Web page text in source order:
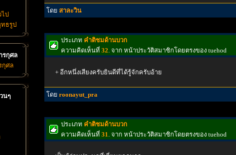
ป
ธรูป
รกุศล
กุศล
นๆ
โดย สาละวิน
ประเภท คำติชมด้านบวก
ความคิดเห็นที่ 32. จาก หน้าประวัติสมาชิกโดยตรงของ tuehod
+ อีกหนึ่งเสียงครับยินดีที่ได้รู้จักครับอ้าย
โดย roonayut_pra
ประเภท คำติชมด้านบวก
ความคิดเห็นที่ 31. จาก หน้าประวัติสมาชิกโดยตรงของ tuehod